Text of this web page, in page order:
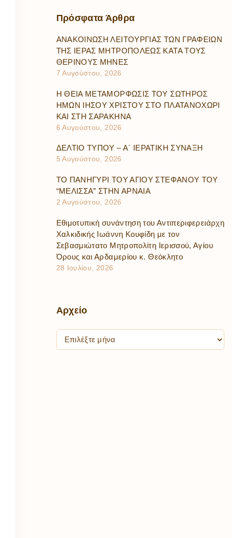
Πρόσφατα Άρθρα
ΑΝΑΚΟΙΝΩΣΗ ΛΕΙΤΟΥΡΓΙΑΣ ΤΩΝ ΓΡΑΦΕΙΩΝ
ΤΗΣ ΙΕΡΑΣ ΜΗΤΡΟΠΟΛΕΩΣ ΚΑΤΑ ΤΟΥΣ
ΘΕΡΙΝΟΥΣ ΜΗΝΕΣ
7 Αυγούστου, 2026
Η ΘΕΙΑ ΜΕΤΑΜΟΡΦΩΣΙΣ ΤΟΥ ΣΩΤΗΡΟΣ
ΗΜΩΝ ΙΗΣΟΥ ΧΡΙΣΤΟΥ ΣΤΟ ΠΛΑΤΑΝΟΧΩΡΙ
ΚΑΙ ΣΤΗ ΣΑΡΑΚΗΝΑ
6 Αυγούστου, 2026
ΔΕΛΤΙΟ ΤΥΠΟΥ – Α΄ ΙΕΡΑΤΙΚΗ ΣΥΝΑΞΗ
5 Αυγούστου, 2026
ΤΟ ΠΑΝΗΓΥΡΙ ΤΟΥ ΑΓΙΟΥ ΣΤΕΦΑΝΟΥ ΤΟΥ
“ΜΕΛΙΣΣΑ” ΣΤΗΝ ΑΡΝΑΙΑ
2 Αυγούστου, 2026
Εθιμοτυπική συνάντηση του Αντιπεριφερειάρχη
Χαλκιδικής Ιωάννη Κουφίδη με τον
Σεβασμιώτατο Μητροπολίτη Ιερισσού, Αγίου
Όρους και Αρδαμερίου κ. Θεόκλητο
28 Ιουλίου, 2026
Αρχείο